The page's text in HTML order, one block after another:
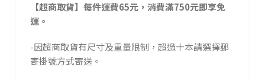
【超商取貨】每件運費65元，消費滿750元即享免
運。
-因超商取貨有尺寸及重量限制，超過十本請選擇郵
寄掛號方式寄送。